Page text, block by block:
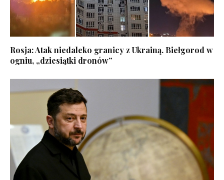
Rosja: Atak niedaleko granicy z Ukrainą. Biełgorod w
ogniu, „dziesiątki dronów”